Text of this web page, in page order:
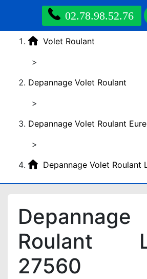
02.78.98.52.76
Volet Roulant
>
Depannage Volet Roulant
>
Depannage Volet Roulant Eure
>
Depannage Volet Roulant
Roulant
27560